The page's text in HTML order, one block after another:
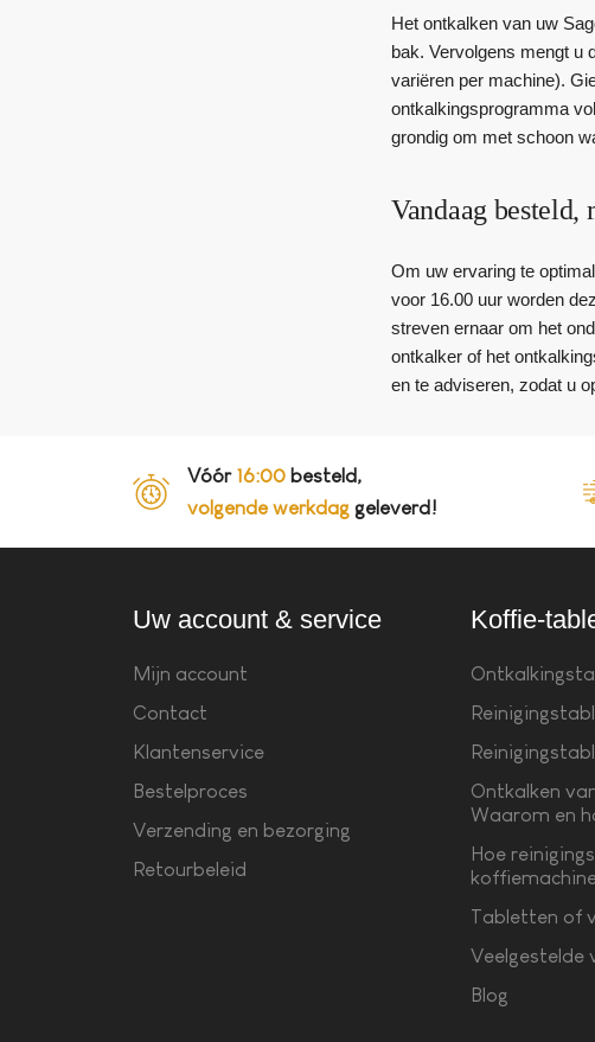
Het ontkalken van uw
bak. Vervolgens mengt u
variëren per machine).
ontkalkingsprogramma
grondig om met schoon
Vandaag besteld,
Om uw ervaring te
voor 16.00 uur worden
streven ernaar om het
ontkalker of het
en te adviseren, zodat u
Vóór 16:00 besteld,
volgende werkdag geleverd!
Uw account & service
Mijn account
Contact
Klantenservice
Bestelproces
Verzending en bezorging
Retourbeleid
Koffie-
Ontkalken
Waarom en
Hoe
Tabletten of
Veelgestelde
Blog